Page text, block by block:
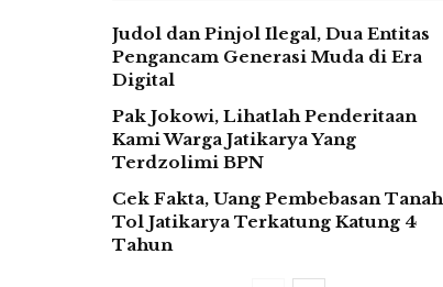
Judol dan Pinjol Ilegal, Dua Entitas
Pengancam Generasi Muda di Era
Digital
Pak Jokowi, Lihatlah Penderitaan
Kami Warga Jatikarya Yang
Terdzolimi BPN
Cek Fakta, Uang Pembebasan Tanah
Tol Jatikarya Terkatung Katung 4
Tahun